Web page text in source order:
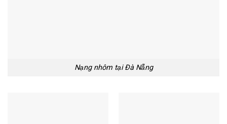
Nạng nhôm tại Đà Nẵng